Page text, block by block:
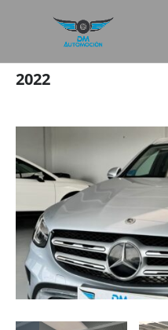
2022